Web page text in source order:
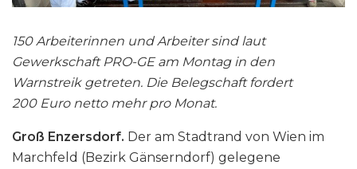
150 Arbeiterinnen und Arbeiter sind laut
Gewerkschaft PRO-GE am Montag in den
Warnstreik getreten. Die Belegschaft fordert
200 Euro netto mehr pro Monat.
Groß Enzersdorf. Der am Stadtrand von Wien im
Marchfeld (Bezirk Gänserndorf) gelegene